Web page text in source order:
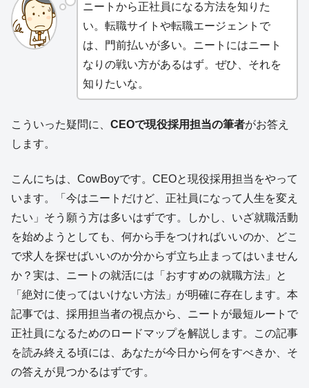
ニートから正社員になる方法を知りた
い。転職サイトや転職エージェントで
は、門前払いが多い。ニートにはニート
なりの戦い方があるはず。ぜひ、それを
知りたいな。
こういった疑問に、 CEOで現役採用担当の筆者がお答え
します。
こんにちは、CowBoyです。CEOと現役採用担当をやって
います。「今はニートだけど、正社員になって人生を変え
たい」そう願う方は多いはずです。しかし、いざ就職活動
を始めようとしても、何から手をつければいいのか、どこ
で求人を探せばいいのか分からず立ち止まってはいません
か？実は、ニートの就活には「おすすめの就職方法」と
「絶対に使ってはいけない方法」が明確に存在します。本
記事では、採用担当者の視点から、ニートが最短ルートで
正社員になるためのロードマップを解説します。この記事
を読み終える頃には、あなたが今日から何をすべきか、そ
の答えが見つかるはずです。